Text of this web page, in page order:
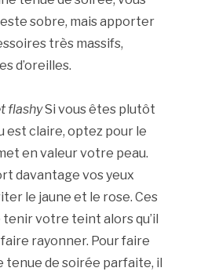
sobre, mais apporter
très massifs,
d’oreilles.
flashySi vous êtes plutôt
est claire, optez pour le
en valeur votre peau.
davantage vos yeux
le jaune et le rose. Ces
votre teint alors qu’il
rayonner. Pour faire
tenue de soirée parfaite, il